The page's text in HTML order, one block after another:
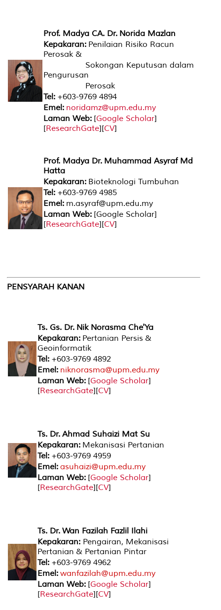
Prof. Madya CA. Dr. Norida Mazlan
Kepakaran: Penilaian Risiko Racun
Perosak &
Sokongan Keputusan dalam
Pengurusan
Perosak
Tel: +603-9769 4894
Emel: noridamz@upm.edu.my
Laman Web: [Google Scholar]
[ResearchGate][CV]
Prof. Madya Dr. Muhammad Asyraf Md
Hatta
Kepakaran: Bioteknologi Tumbuhan
Tel: +603-9769 4985
Emel: m.asyraf@upm.edu.my
Laman Web: [Google Scholar]
[ResearchGate][CV]
PENSYARAH KANAN
Ts. Gs. Dr. Nik Norasma Che'Ya
Kepakaran: Pertanian Persis &
Geoinformatik
Tel: +603-9769 4892
Emel: niknorasma@upm.edu.my
Laman Web: [Google Scholar]
[ResearchGate][CV]
Ts. Dr. Ahmad Suhaizi Mat Su
Kepakaran: Mekanisasi Pertanian
Tel: +603-9769 4959
Emel: asuhaizi@upm.edu.my
Laman Web: [Google Scholar]
[ResearchGate][CV]
Ts. Dr. Wan Fazilah Fazlil Ilahi
Kepakaran: Pengairan, Mekanisasi
Pertanian & Pertanian Pintar
Tel: +603-9769 4962
Emel: wanfazilah@upm.edu.my
Laman Web: [Google Scholar]
[ResearchGate][CV]